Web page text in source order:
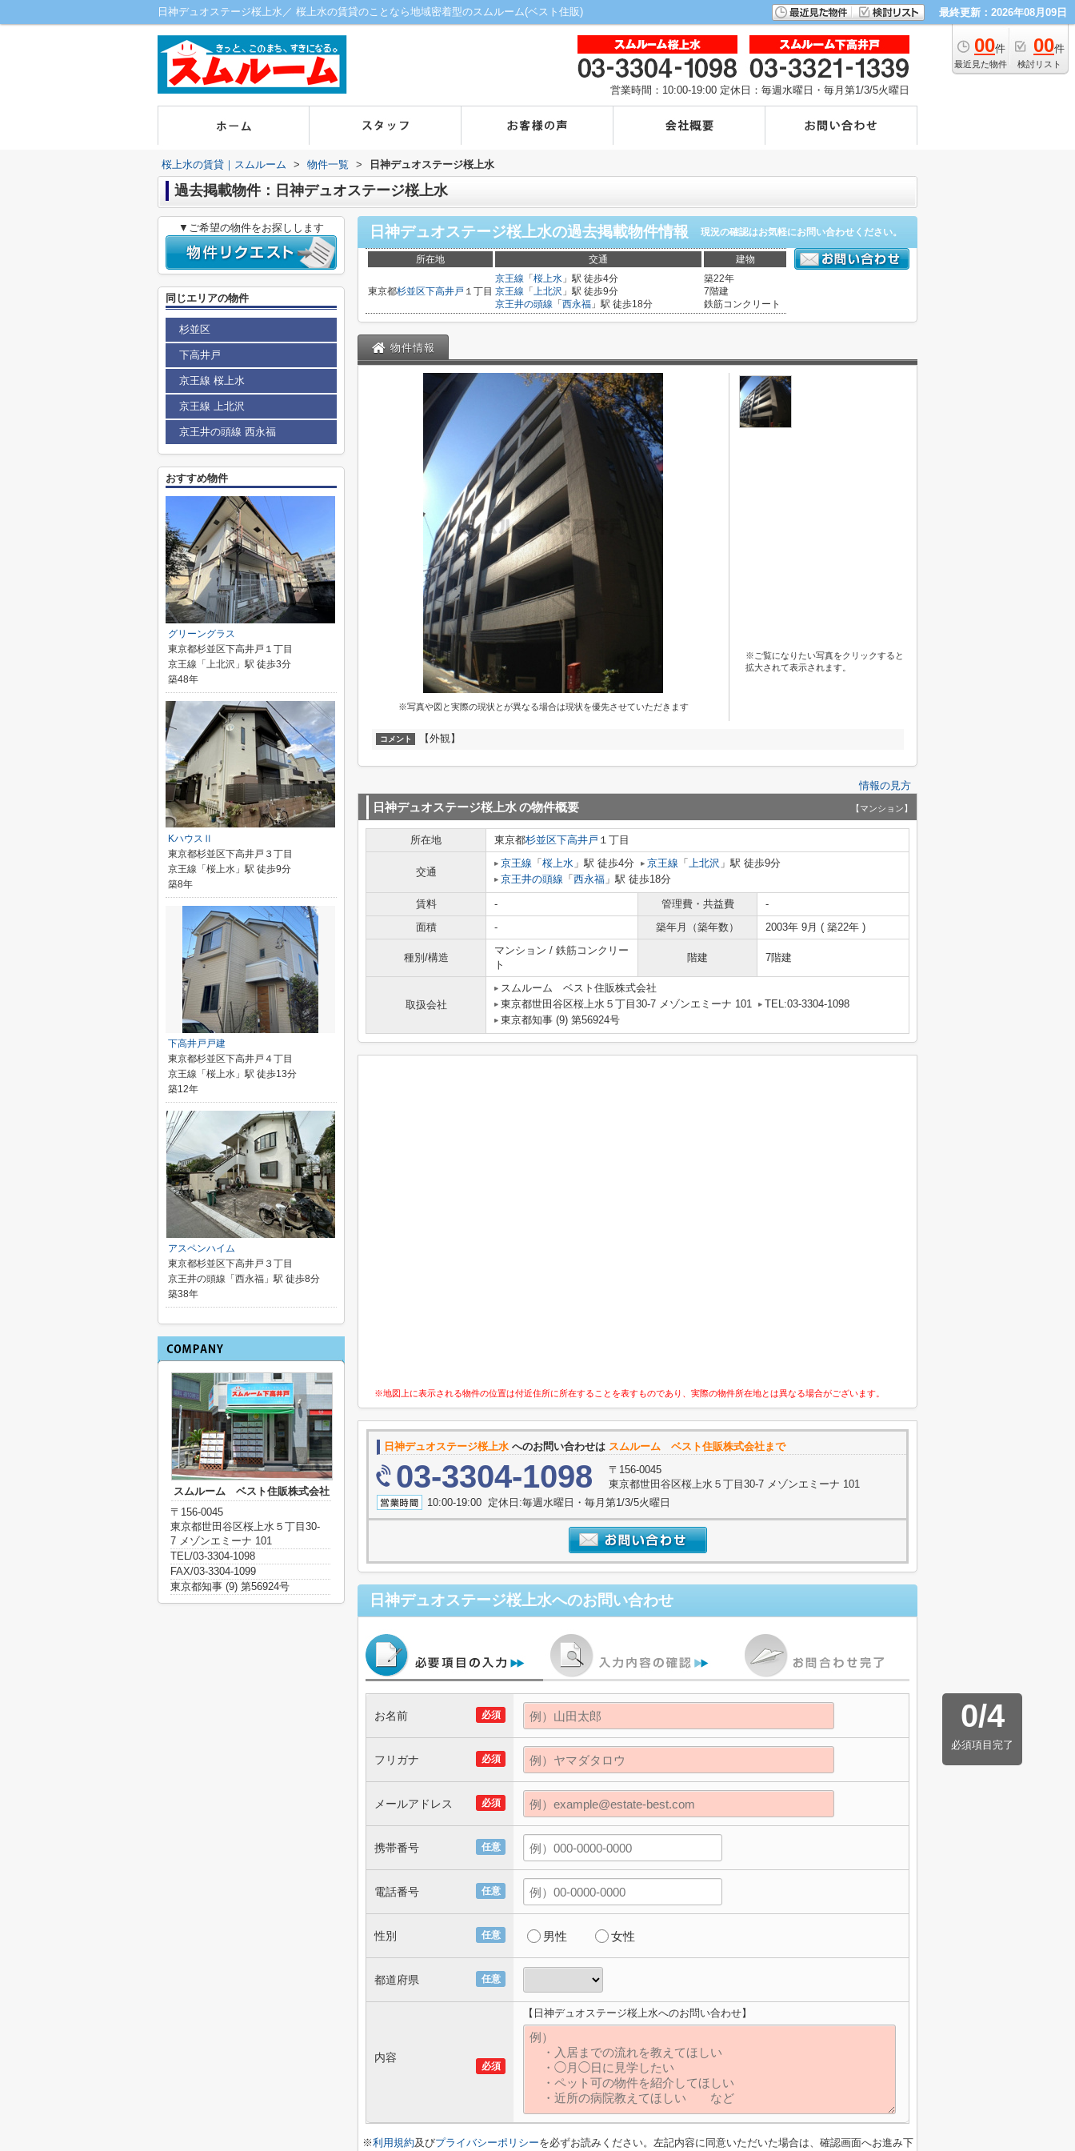
日神デュオステージ桜上水／ 桜上水の賃貸のことなら地域密着型のスムルーム(ベスト住販) 最終更新：2026年08月09日
00件
最近見た物件
00件
検討リスト
営業時間：10:00-19:00 定休日：毎週水曜日・毎月第1/3/5火曜日
桜上水の賃貸｜スムルーム > 物件一覧 > 日神デュオステージ桜上水
過去掲載物件：日神デュオステージ桜上水
日神デュオステージ桜上水の過去掲載物件情報 現況の確認はお気軽にお問い合わせください。
所在地 交通 建物
東京都杉並区下高井戸 １丁目
京王線 「 桜上水 」駅 徒歩4分
京王線 「 上北沢 」駅 徒歩9分
京王井の頭線 「 西永福 」駅 徒歩18分
築22年
7階建
鉄筋コンクリート
物件情報
※写真や図と実際の現状とが異なる場合は現状を優先させていただきます
※ご覧になりたい写真をクリックすると
拡大されて表示されます。
コメント 【外観】
情報の見方
日神デュオステージ桜上水の物件概要 【マンション】
所在地 東京都杉並区下高井戸 １丁目
交通
京王線 「 桜上水 」駅 徒歩4分 京王線 「 上北沢 」駅 徒歩9分
京王井の頭線 「 西永福 」駅 徒歩18分
賃料 - 管理費・共益費
-
面積
- 築年月（築年数） 2003年 9月 ( 築22年 )
種別/構造
マンション / 鉄筋コンクリー
ト
階建 7階建
取扱会社
スムルーム ベスト住販株式会社
東京都世田谷区桜上水５丁目30-7 メゾンエミーナ 101
TEL:03-3304-1098
東京都知事 (9) 第56924号
※地図上に表示される物件の位置は付近住所に所在することを表すものであり、実際の物件所在地とは異なる場合がございます。
日神デュオステージ桜上水 へのお問い合わせは スムルーム ベスト住販株式会社まで
03-3304-1098
〒156-0045
東京都世田谷区桜上水５丁目30-7 メゾンエミーナ 101
10:00-19:00 定休日:毎週水曜日・毎月第1/3/5火曜日
日神デュオステージ桜上水へのお問い合わせ
0/4
必須項目完了
必須
お名前
必須
フリガナ
必須
メールアドレス
任意
携帯番号
任意
電話番号
任意
性別 男性 女性
任意
都道府県
必須
内容
【日神デュオステージ桜上水へのお問い合わせ】
※利用規約及びプライバシーポリシーを必ずお読みください。左記内容に同意いただいた場合は、確認画面へお進み下
▼ご希望の物件をお探しします
同じエリアの物件
杉並区
下高井戸
京王線 桜上水
京王線 上北沢
京王井の頭線 西永福
おすすめ物件
グリーングラス
東京都杉並区下高井戸１丁目
京王線「上北沢」駅 徒歩3分
築48年
KハウスⅡ
東京都杉並区下高井戸３丁目
京王線「桜上水」駅 徒歩9分
築8年
下高井戸戸建
東京都杉並区下高井戸４丁目
京王線「桜上水」駅 徒歩13分
築12年
アスペンハイム
東京都杉並区下高井戸３丁目
京王井の頭線「西永福」駅 徒歩8分
築38年
スムルーム ベスト住販株式会社
〒156-0045
東京都世田谷区桜上水５丁目30-
7 メゾンエミーナ 101
TEL/03-3304-1098
FAX/03-3304-1099
東京都知事 (9) 第56924号